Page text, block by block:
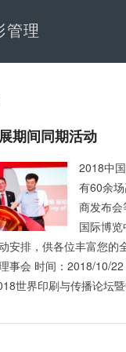
理
期间同期活动
2018中
有60余
商发布
国际博
安排，供各位丰富您的
事会 时间：2018/10/
世界印刷与传播论坛